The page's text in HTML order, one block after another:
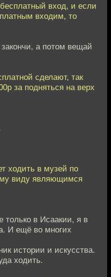
вход, и если
входим, то
а потом вещай
сделают, так
за подняться на верх
ходить в музей по
виду являющимся
только в Исаакии, я в
И ещё во многих
истории и искусства.
ходить.